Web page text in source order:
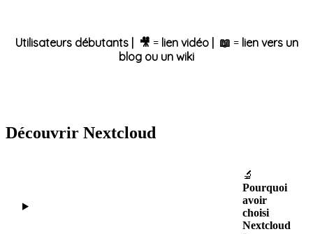
Utilisateurs débutants | 🎥 = lien vidéo | 📖 = lien vers un
blog ou un wiki
Découvrir Nextcloud
🔬
Pourquoi
avoir
choisi
Nextcloud